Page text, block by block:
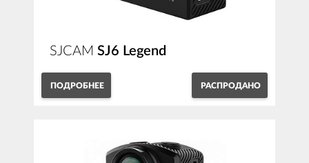
SJCAM SJ6 Legend
ПОДРОБНЕЕ РАСПРОДАНО